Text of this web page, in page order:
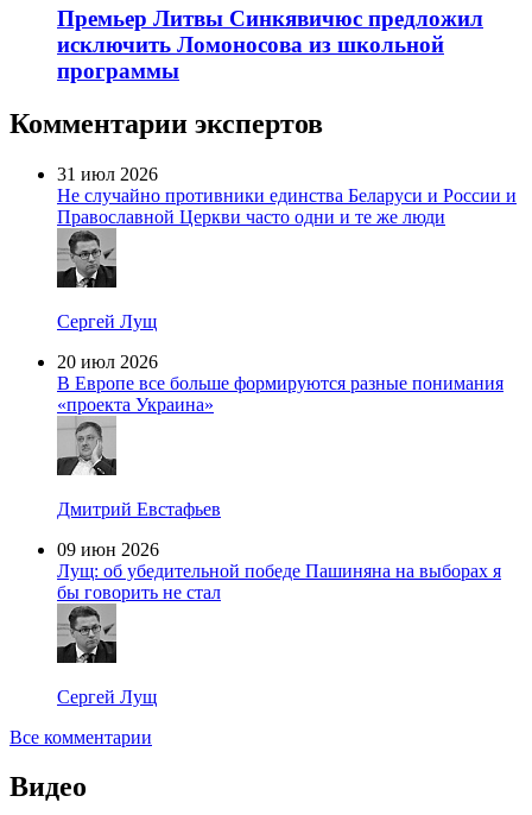
Премьер Литвы Синкявичюс предложил
исключить Ломоносова из школьной
программы
Комментарии экспертов
31 июл 2026
Не случайно противники единства Беларуси и России и
Православной Церкви часто одни и те же люди
Сергей Лущ
20 июл 2026
В Европе все больше формируются разные понимания
«проекта Украина»
Дмитрий Евстафьев
09 июн 2026
Лущ: об убедительной победе Пашиняна на выборах я
бы говорить не стал
Сергей Лущ
Все комментарии
Видео